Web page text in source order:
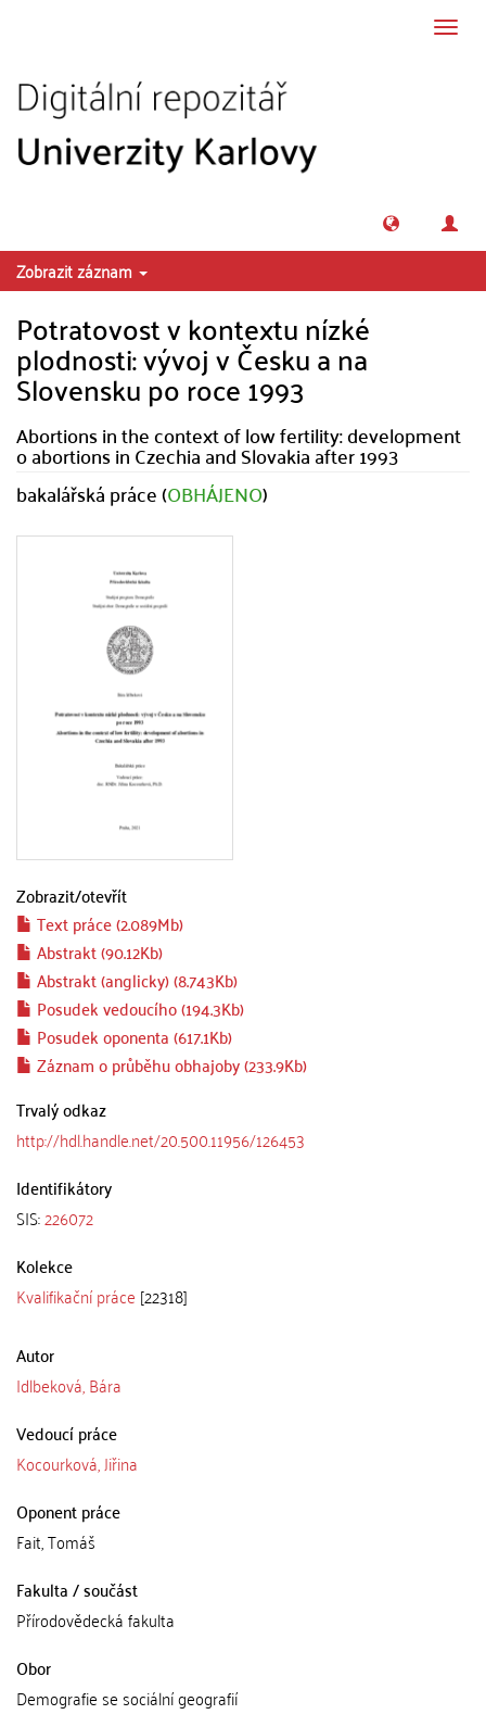
Zobrazit záznam
Potratovost v kontextu nízké
plodnosti: vývoj v Česku a na
Slovensku po roce 1993
Abortions in the context of low fertility: development
o abortions in Czechia and Slovakia after 1993
bakalářská práce (OBHÁJENO)
Zobrazit/otevřít
Text práce (2.089Mb)
Abstrakt (90.12Kb)
Abstrakt (anglicky) (8.743Kb)
Posudek vedoucího (194.3Kb)
Posudek oponenta (617.1Kb)
Záznam o průběhu obhajoby (233.9Kb)
Trvalý odkaz
http://hdl.handle.net/20.500.11956/126453
Identifikátory
SIS:226072
Kolekce
Kvalifikační práce [22318]
Autor
Idlbeková, Bára
Vedoucí práce
Kocourková, Jiřina
Oponent práce
Fait, Tomáš
Fakulta / součást
Přírodovědecká fakulta
Obor
Demografie se sociální geografií